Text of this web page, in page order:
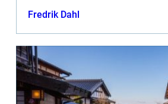
Fredrik Dahl